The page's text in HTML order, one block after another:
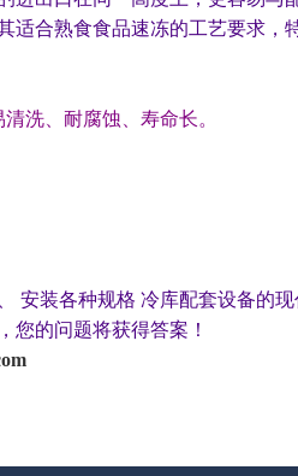
合熟食食品速冻的工艺要求，
洗、耐腐蚀、寿命长。
安装各种规格 冷库配套设备的现
您的问题将获得答案！